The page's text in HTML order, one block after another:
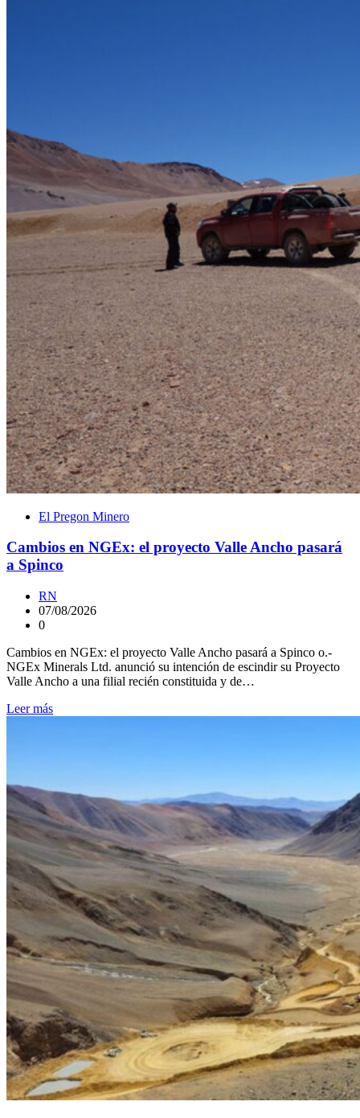
El Pregon Minero
Cambios en NGEx: el proyecto Valle Ancho pasará
a Spinco
RN
07/08/2026
0
Cambios en NGEx: el proyecto Valle Ancho pasará a Spinco o.-
NGEx Minerals Ltd. anunció su intención de escindir su Proyecto
Valle Ancho a una filial recién constituida y de…
Leer más